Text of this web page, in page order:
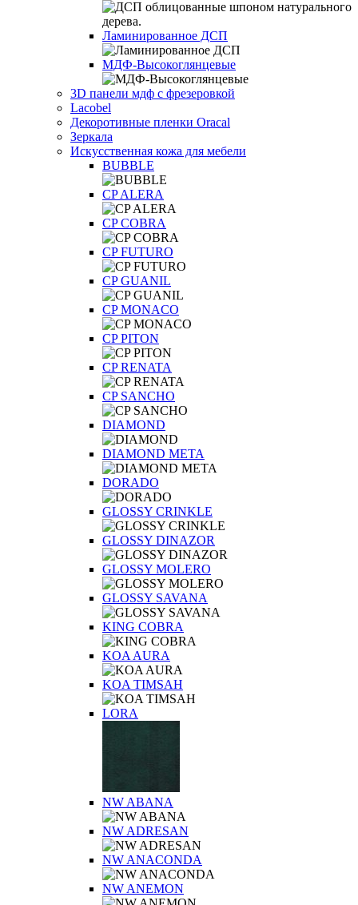
Ламинированное ДСП
МДФ-Высокоглянцевые
3D панели мдф с фрезеровкой
Lacobel
Декоротивные пленки Oracal
Зеркала
Искусственная кожа для мебели
BUBBLE
CP ALERA
CP COBRA
CP FUTURO
CP GUANIL
CP MONACO
CP PITON
CP RENATA
CP SANCHO
DIAMOND
DIAMOND META
DORADO
GLOSSY CRINKLE
GLOSSY DINAZOR
GLOSSY MOLERO
GLOSSY SAVANA
KING COBRA
KOA AURA
KOA TIMSAH
LORA
NW ABANA
NW ADRESAN
NW ANACONDA
NW ANEMON